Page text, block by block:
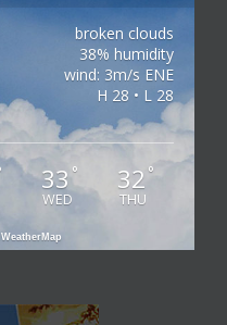
broken clouds
38% humidity
wind: 3m/s ENE
H 28 • L 28
33 °
WED
32 °
THU